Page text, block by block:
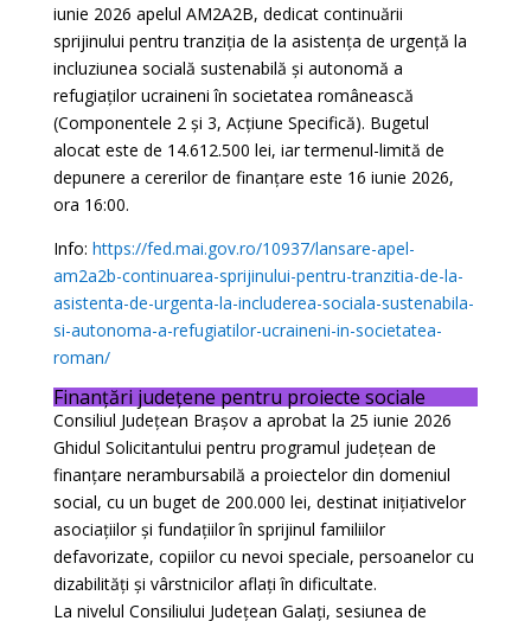
iunie 2026 apelul AM2A2B, dedicat continuării
sprijinului pentru tranziția de la asistența de urgență la
incluziunea socială sustenabilă și autonomă a
refugiaților ucraineni în societatea românească
(Componentele 2 și 3, Acțiune Specifică). Bugetul
alocat este de 14.612.500 lei, iar termenul-limită de
depunere a cererilor de finanțare este 16 iunie 2026,
ora 16:00.
Info: https://fed.mai.gov.ro/10937/lansare-apel-
am2a2b-continuarea-sprijinului-pentru-tranzitia-de-la-
asistenta-de-urgenta-la-includerea-sociala-sustenabila-
si-autonoma-a-refugiatilor-ucraineni-in-societatea-
roman/
Finanțări județene pentru proiecte sociale
Consiliul Județean Brașov a aprobat la 25 iunie 2026
Ghidul Solicitantului pentru programul județean de
finanțare nerambursabilă a proiectelor din domeniul
social, cu un buget de 200.000 lei, destinat inițiativelor
asociațiilor și fundațiilor în sprijinul familiilor
defavorizate, copiilor cu nevoi speciale, persoanelor cu
dizabilități și vârstnicilor aflați în dificultate.
La nivelul Consiliului Județean Galați, sesiunea de